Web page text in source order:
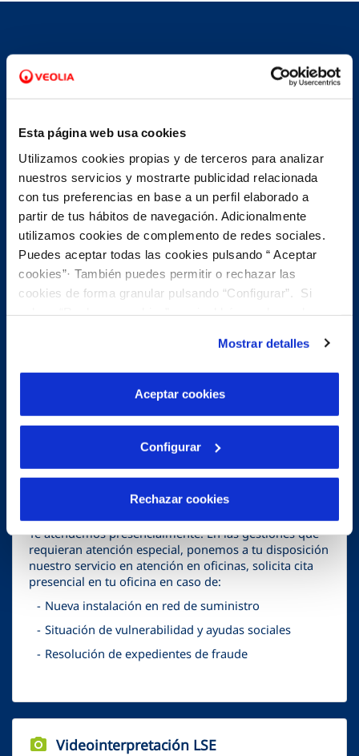
Esta página web usa cookies
Utilizamos cookies propias y de terceros para analizar
nuestros servicios y mostrarte publicidad relacionada
con tus preferencias en base a un perfil elaborado a
partir de tus hábitos de navegación. Adicionalmente
utilizamos cookies de complemento de redes sociales.
Puedes aceptar todas las cookies pulsando “ Aceptar
cookies”· También puedes permitir o rechazar las
cookies de forma granular pulsando “Configurar”. Si
son indispensables para que el sitio web funcione y que
por tanto no se pueden desactivar. Puedes consultar
más información en nuestraPolítica de Cookies
Mostrar detalles
Aceptar cookies
Configurar
Rechazar cookies
Evita desplazamientos innecesarios
En nuestro servicio de cita
previa, te ofrecemos...
phone Cita previa telefónica
Reserva cita y nuestros equipos de atención al cliente
te llamaran evitando que tengas que desplazarte. La
Bajas de servicio
Pagos de facturas o servicio suspendido
Te atendemos presencialmente. En las gestiones que
requieran atención especial, ponemos a tu disposición
nuestro servicio en atención en oficinas, solicita cita
presencial en tu oficina en caso de:
Nueva instalación en red de suministro
Situación de vulnerabilidad y ayudas sociales
Resolución de expedientes de fraude
photo_camera Videointerpretación LSE